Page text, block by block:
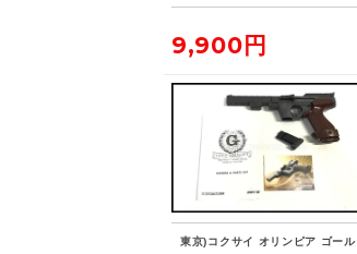
ローバック
9,900円
東京)コクサイ オリンピア ゴール